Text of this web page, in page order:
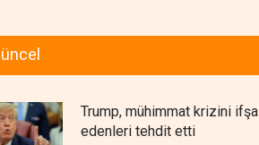
Trump, mühimmat krizini ifşa
edenleri tehdit etti